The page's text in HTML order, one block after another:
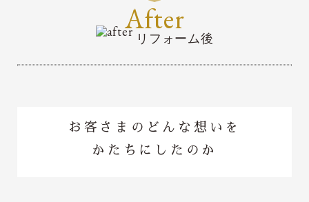
After
リフォーム後
お客さまのどんな想いを
かたちにしたのか